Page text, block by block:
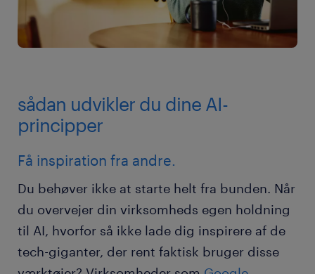
sådan udvikler du dine AI-
principper
Få inspiration fra andre.
Du behøver ikke at starte helt fra bunden. Når
du overvejer din virksomheds egen holdning
til AI, hvorfor så ikke lade dig inspirere af de
tech-giganter, der rent faktisk bruger disse